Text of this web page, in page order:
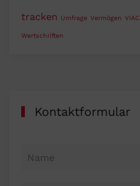
tracken Umfrage Vermögen VIAC
Wertschriften
Kontaktformular